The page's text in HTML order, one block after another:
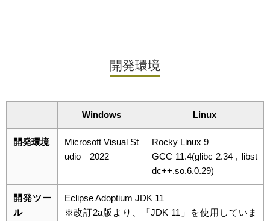
開発環境
Windows Linux
開発環境
Microsoft Visual St
udio 2022
Rocky Linux 9
GCC 11.4(glibc 2.34 , libst
dc++.so.6.0.29)
開発ツー
ル
Eclipse Adoptium JDK 11
※改訂2a版より、「JDK 11」を使用していま